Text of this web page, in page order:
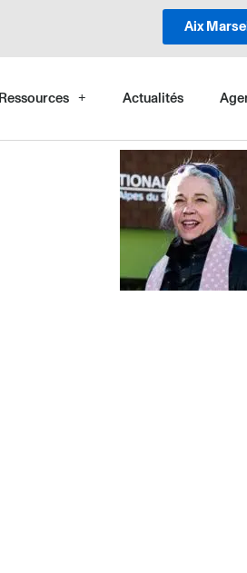
Aix
Ressources Actualités